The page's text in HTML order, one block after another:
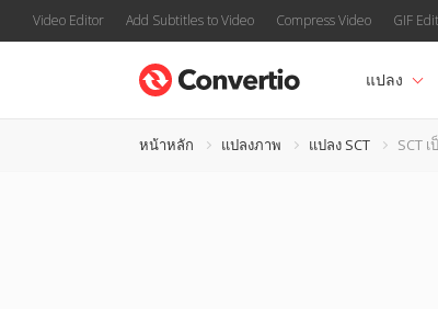
Video Editor Add Subtitles to Video Compress Video GIF
แปลง
หน้าหลัก แปลงภาพ แปลง SCT SCT เ